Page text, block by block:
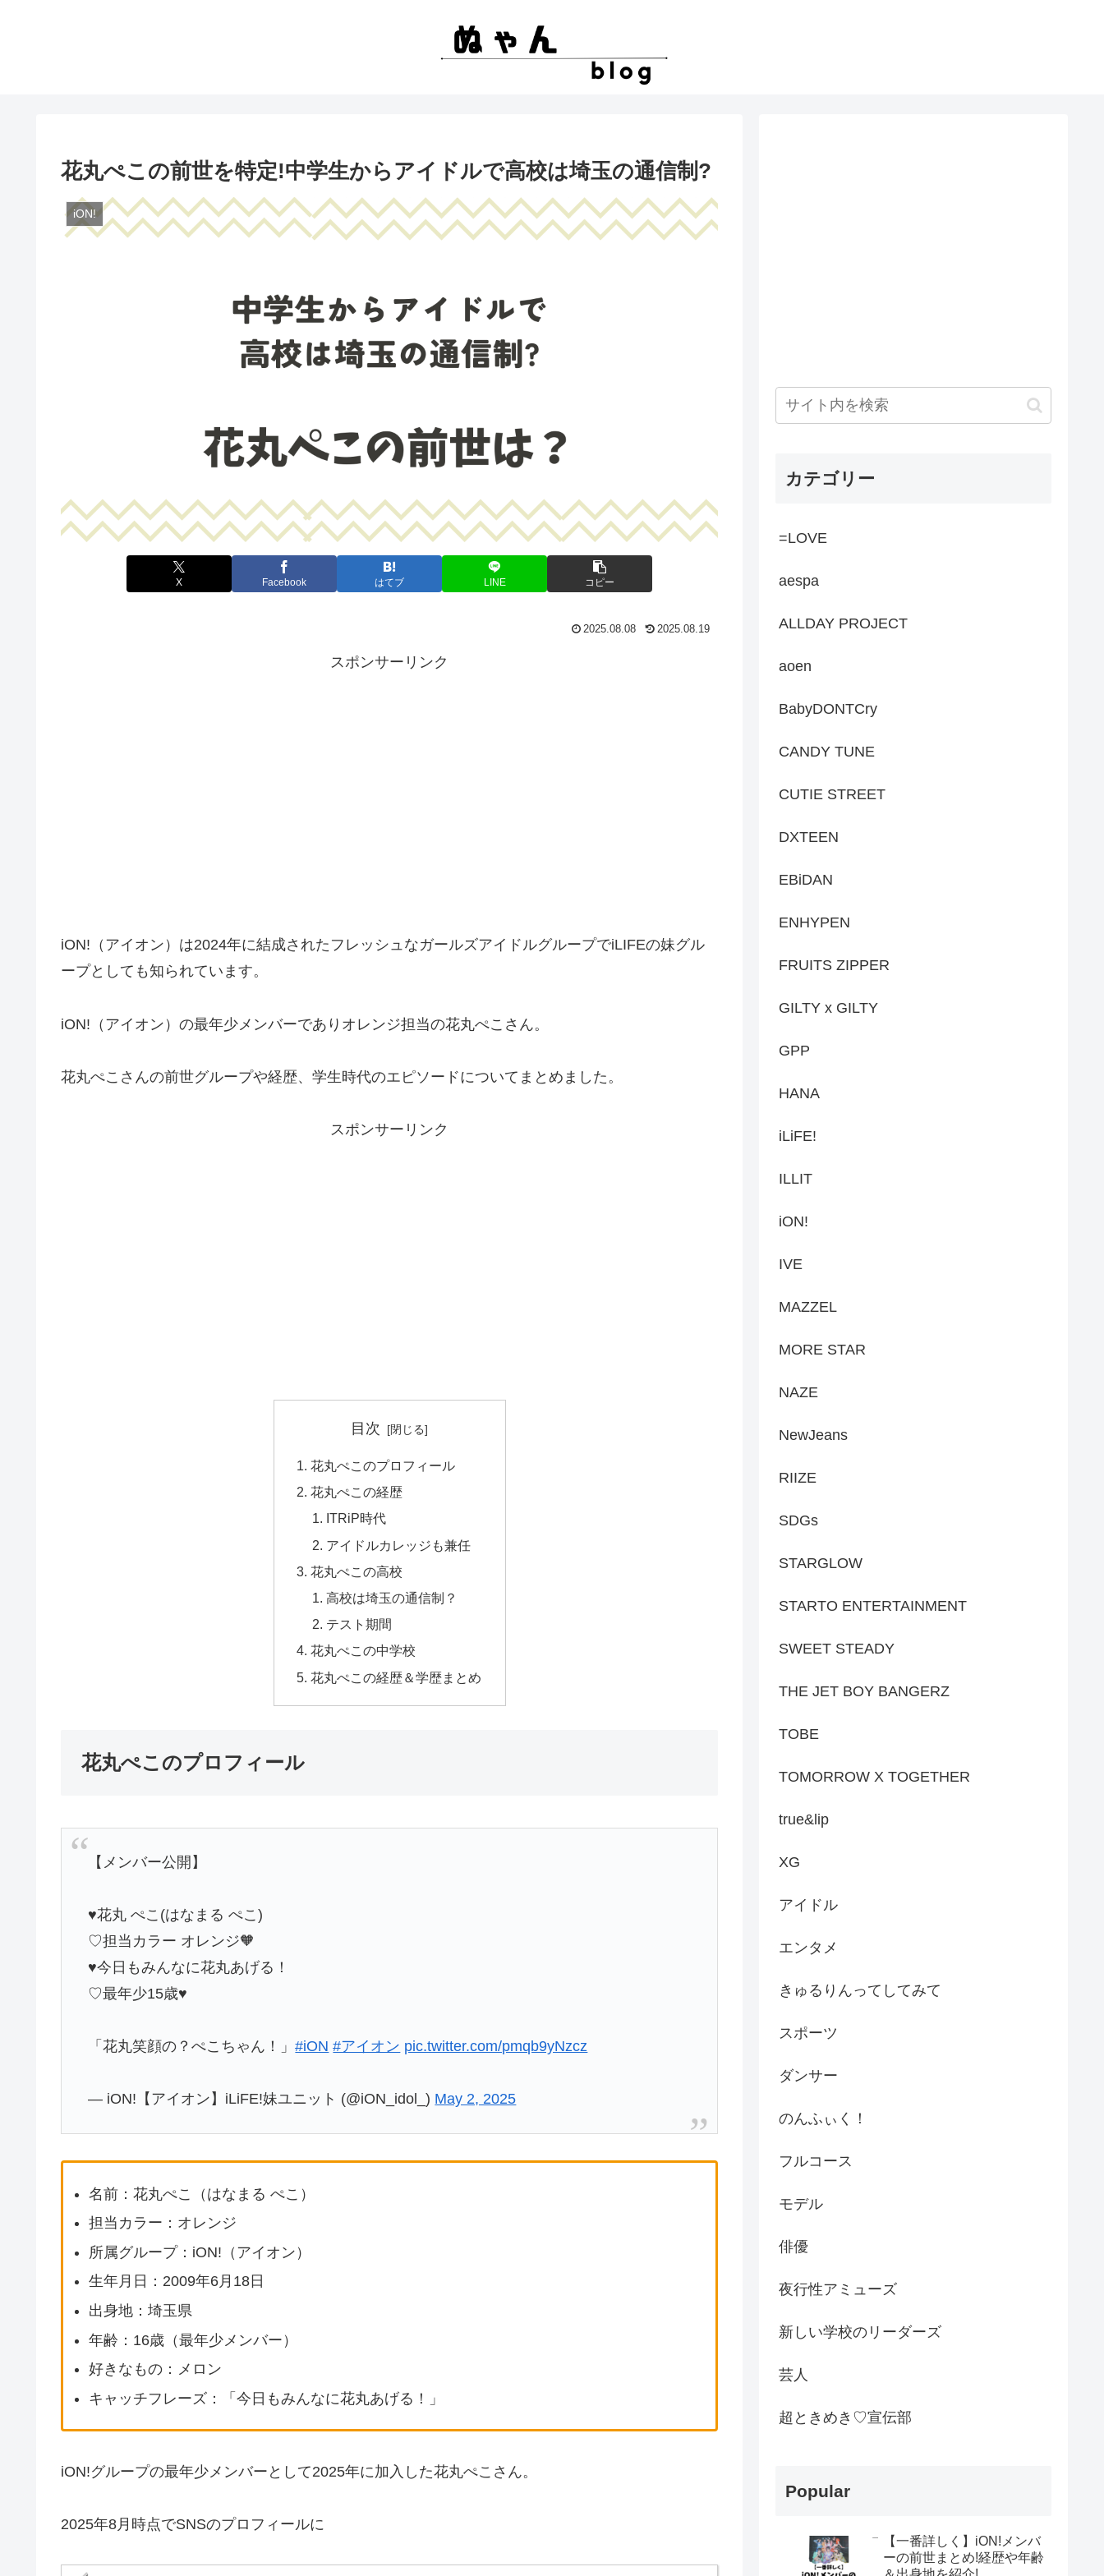
花丸ぺこの前世を特定!中学生からアイドルで高校は埼玉の通信制?
iON!
X Facebook はてブ LINE コピー
2025.08.08 2025.08.19
スポンサーリンク
iON!（アイオン）は2024年に結成されたフレッシュなガールズアイドルグループでiLIFEの妹グル
ープとしても知られています。
iON!（アイオン）の最年少メンバーでありオレンジ担当の花丸ぺこさん。
花丸ぺこさんの前世グループや経歴、学生時代のエピソードについてまとめました。
スポンサーリンク
目次
花丸ぺこのプロフィール
花丸ぺこの経歴
ITRiP時代
アイドルカレッジも兼任
花丸ぺこの高校
高校は埼玉の通信制？
テスト期間
花丸ぺこの中学校
花丸ぺこの経歴＆学歴まとめ
花丸ぺこのプロフィール
【メンバー公開】
♥花丸 ぺこ(はなまる ぺこ)
♡担当カラー オレンジ🧡
♥今日もみんなに花丸あげる！
♡最年少15歳♥
「花丸笑顔の？ぺこちゃん！」#iON #アイオン pic.twitter.com/pmqb9yNzcz
— iON!【アイオン】iLiFE!妹ユニット (@iON_idol_) May 2, 2025
名前：花丸ぺこ（はなまる ぺこ）
担当カラー：オレンジ
所属グループ：iON!（アイオン）
生年月日：2009年6月18日
出身地：埼玉県
年齢：16歳（最年少メンバー）
好きなもの：メロン
キャッチフレーズ：「今日もみんなに花丸あげる！」
iON!グループの最年少メンバーとして2025年に加入した花丸ぺこさん。
2025年8月時点でSNSのプロフィールに
カテゴリー
=LOVE
aespa
ALLDAY PROJECT
aoen
BabyDONTCry
CANDY TUNE
CUTIE STREET
DXTEEN
EBiDAN
ENHYPEN
FRUITS ZIPPER
GILTY x GILTY
GPP
HANA
iLiFE!
ILLIT
iON!
IVE
MAZZEL
MORE STAR
NAZE
NewJeans
RIIZE
SDGs
STARGLOW
STARTO ENTERTAINMENT
SWEET STEADY
THE JET BOY BANGERZ
TOBE
TOMORROW X TOGETHER
true&lip
XG
アイドル
エンタメ
きゅるりんってしてみて
スポーツ
ダンサー
のんふぃく！
フルコース
モデル
俳優
夜行性アミューズ
新しい学校のリーダーズ
芸人
超ときめき♡宣伝部
Popular
【一番詳しく】iON!メンバ
ーの前世まとめ!経歴や年齢